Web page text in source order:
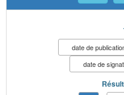
date de
date de